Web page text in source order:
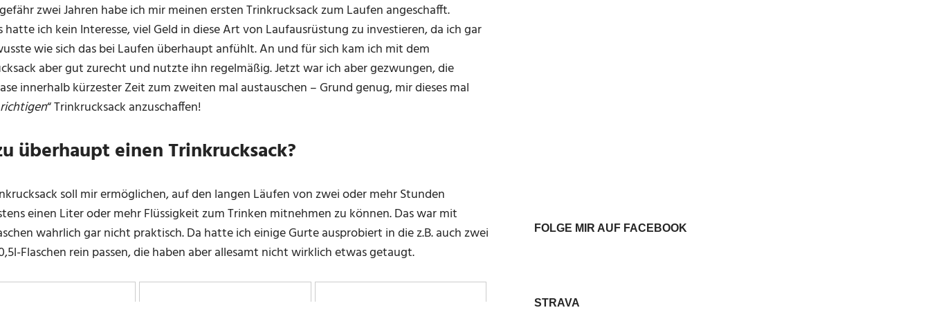
zwei Jahren habe ich mir meinen ersten Trinkrucksack zum Laufen angeschafft.
hatte ich kein Interesse, viel Geld in diese Art von Laufausrüstung zu investieren, da ich gar
wie sich das bei Laufen überhaupt anfühlt. An und für sich kam ich mit dem
aber gut zurecht und nutzte ihn regelmäßig. Jetzt war ich aber gezwungen, die
innerhalb kürzester Zeit zum zweiten mal austauschen – Grund genug, mir dieses mal
richtigen“ Trinkrucksack anzuschaffen!
überhaupt einen Trinkrucksack?
soll mir ermöglichen, auf den langen Läufen von zwei oder mehr Stunden
einen Liter oder mehr Flüssigkeit zum Trinken mitnehmen zu können. Das war mit
wahrlich gar nicht praktisch. Da hatte ich einige Gurte ausprobiert in die z.B. auch zwei
Flaschen rein passen, die haben aber allesamt nicht wirklich etwas getaugt.
FOLGE MIR AUF FACEBOOK
STRAVA